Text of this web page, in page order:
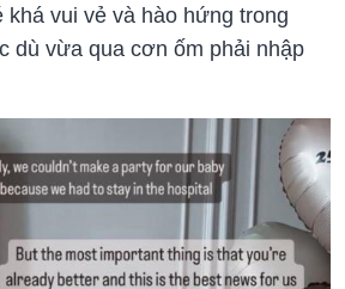
khá vui vẻ và hào hứng trong
dù vừa qua cơn ốm phải nhập